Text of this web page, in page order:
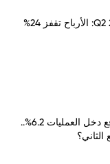
نتائج اس ام سي Q2 2026: الأرباح تقفز 24%
الإنماء: نمو التمويل يرفع دخل العمليات 6.2%..
الثاني؟